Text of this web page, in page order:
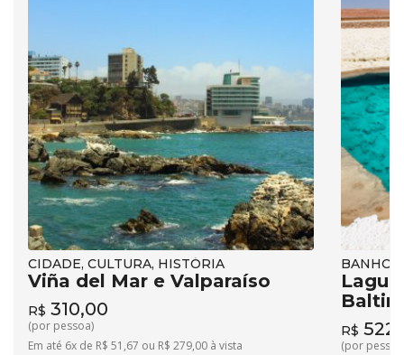
CIDADE, CULTURA, HISTÓRIA
Viña del Mar e Valparaíso
R$ 310,00
(por pessoa)
Em até 6x de R$ 51,67 ou R$ 279,00 à vista
BANHO,
R$
(por